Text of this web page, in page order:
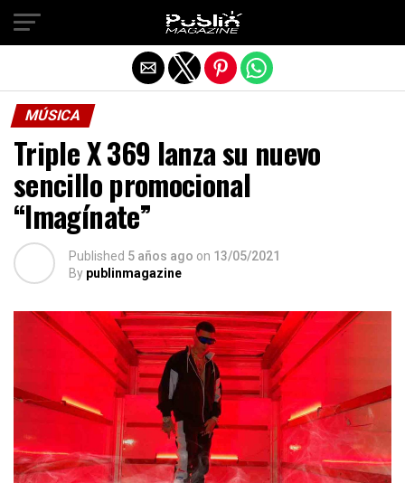
MÚSICA
Triple X 369 lanza su nuevo
sencillo promocional
“Imagínate”
Published 5 años ago on 13/05/2021
By publinmagazine
Salir de la versión móvil